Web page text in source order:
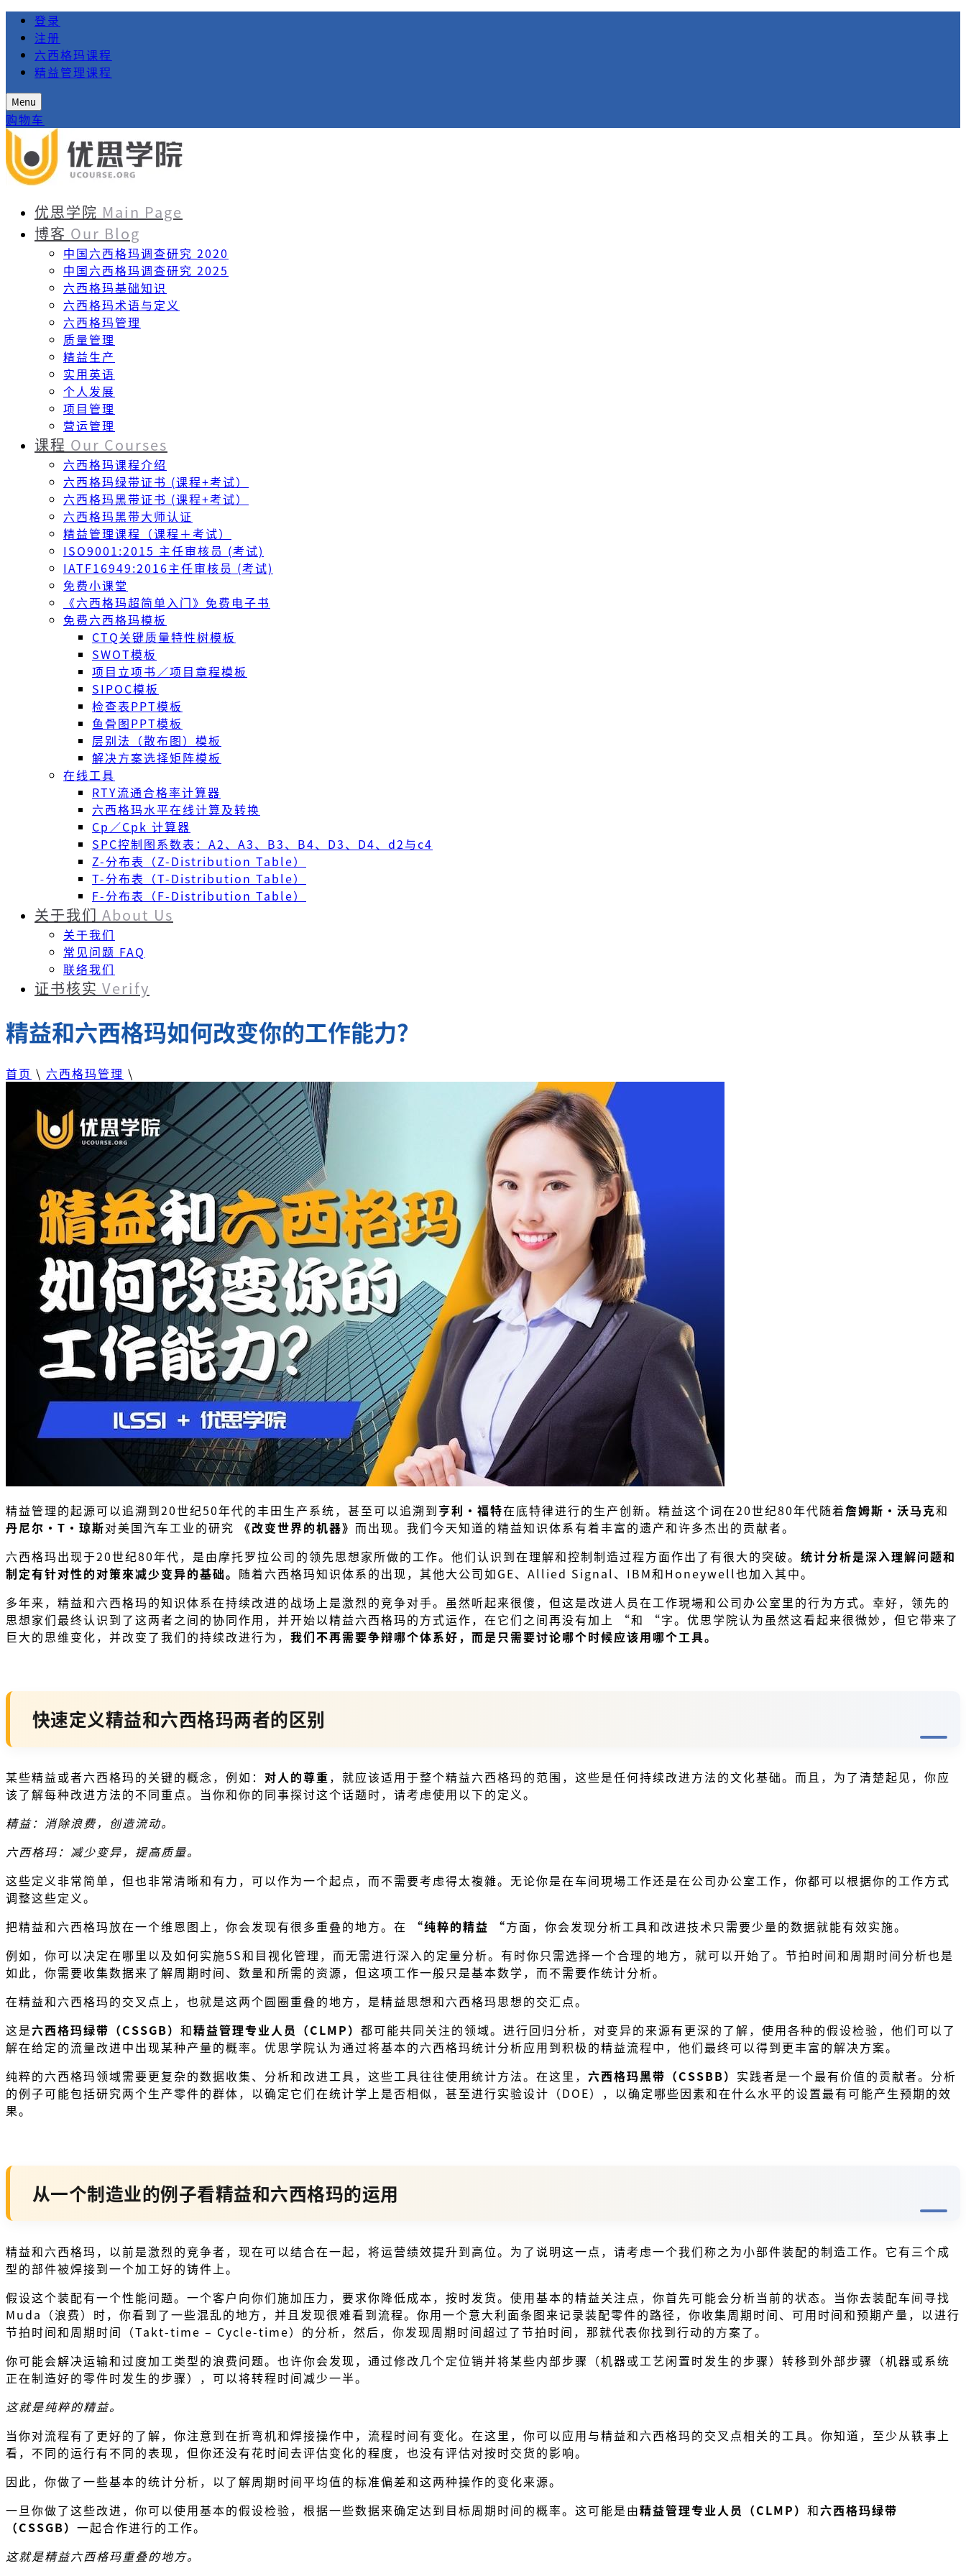
登录
注册
六西格玛课程
精益管理课程
Menu
购物车
优思学院 Main Page
博客 Our Blog
中国六西格玛调查研究 2020
中国六西格玛调查研究 2025
六西格玛基础知识
六西格玛术语与定义
六西格玛管理
质量管理
精益生产
实用英语
个人发展
项目管理
营运管理
课程 Our Courses
六西格玛课程介绍
六西格玛绿带证书 (课程+考试）
六西格玛黑带证书 (课程+考试）
六西格玛黑带大师认证
精益管理课程（课程＋考试）
ISO9001:2015 主任审核员 (考试)
IATF16949:2016主任审核员 (考试)
免费小课堂
《六西格玛超简单入门》免费电子书
免费六西格玛模板
CTQ关键质量特性树模板
SWOT模板
项目立项书／项目章程模板
SIPOC模板
检查表PPT模板
鱼骨图PPT模板
层别法（散布图）模板
解决方案选择矩阵模板
在线工具
RTY流通合格率计算器
六西格玛水平在线计算及转换
Cp／Cpk 计算器
SPC控制图系数表：A2、A3、B3、B4、D3、D4、d2与c4
Z-分布表（Z-Distribution Table）
T-分布表（T-Distribution Table）
F-分布表（F-Distribution Table）
关于我们 About Us
关于我们
常见问题 FAQ
联络我们
证书核实 Verify
精益和六西格玛如何改变你的工作能力？
首页 \ 六西格玛管理 \
精益管理的起源可以追溯到20世纪50年代的丰田生产系统，甚至可以追溯到亨利·福特在底特律进行的生产创新。精益这个词在20世纪80年代随着詹姆斯·沃马克和
丹尼尔·T·琼斯对美国汽车工业的研究 《改变世界的机器》 而出现。我们今天知道的精益知识体系有着丰富的遗产和许多杰出的贡献者。
六西格玛出现于20世纪80年代，是由摩托罗拉公司的领先思想家所做的工作。他们认识到在理解和控制制造过程方面作出了有很大的突破。 统计分析是深入理解问题和
制定有针对性的对策來减少变异的基础。 随着六西格玛知识体系的出现，其他大公司如GE、Allied Signal、IBM和Honeywell也加入其中。
多年来，精益和六西格玛的知识体系在持续改进的战场上是激烈的竞争对手。虽然听起来很傻，但这是改进人员在工作現場和公司办公室里的行为方式。幸好，领先的
思想家们最终认识到了这两者之间的协同作用，并开始以精益六西格玛的方式运作，在它们之间再没有加上 “和 “字。优思学院认为虽然这看起来很微妙，但它带来了
巨大的思维变化，并改变了我们的持续改进行为， 我们不再需要争辩哪个体系好，而是只需要讨论哪个时候应该用哪个工具。
快速定义精益和六西格玛两者的区别
某些精益或者六西格玛的关键的概念，例如： 对人的尊重，就应该适用于整个精益六西格玛的范围，这些是任何持续改进方法的文化基础。而且，为了清楚起见，你应
该了解每种改进方法的不同重点。当你和你的同事探讨这个话题时，请考虑使用以下的定义。
精益：消除浪费，创造流动。
六西格玛：减少变异，提高质量。
这些定义非常简单，但也非常清晰和有力，可以作为一个起点，而不需要考虑得太複雜。无论你是在车间現場工作还是在公司办公室工作，你都可以根据你的工作方式
调整这些定义。
把精益和六西格玛放在一个维恩图上，你会发现有很多重叠的地方。在
“纯粹的精益 “方面，你会发现分析工具和改进技术只需要少量的数据就能有效实施。
例如，你可以决定在哪里以及如何实施5S和目视化管理，而无需进行深入的定量分析。有时你只需选择一个合理的地方，就可以开始了。节拍时间和周期时间分析也是
如此，你需要收集数据来了解周期时间、数量和所需的资源，但这项工作一般只是基本数学，而不需要作统计分析。
在精益和六西格玛的交叉点上，也就是这两个圆圈重叠的地方，是精益思想和六西格玛思想的交汇点。
这是六西格玛绿带（CSSGB） 和精益管理专业人员（CLMP） 都可能共同关注的领域。进行回归分析，对变异的来源有更深的了解，使用各种的假设检验，他们可以了
解在给定的流量改进中出现某种产量的概率。优思学院认为通过将基本的六西格玛统计分析应用到积极的精益流程中，他们最终可以得到更丰富的解决方案。
纯粹的六西格玛领域需要更复杂的数据收集、分析和改进工具，这些工具往往使用统计方法。在这里， 六西格玛黑带（CSSBB） 实践者是一个最有价值的贡献者。分析
的例子可能包括研究两个生产零件的群体，以确定它们在统计学上是否相似，甚至进行实验设计（DOE），以确定哪些因素和在什么水平的设置最有可能产生预期的效
果。
从一个制造业的例子看精益和六西格玛的运用
精益和六西格玛，以前是激烈的竞争者，现在可以结合在一起，将运营绩效提升到高位。为了说明这一点，请考虑一个我们称之为小部件装配的制造工作。它有三个成
型的部件被焊接到一个加工好的铸件上。
假设这个装配有一个性能问题。一个客户向你们施加压力，要求你降低成本，按时发货。使用基本的精益关注点，你首先可能会分析当前的状态。当你去装配车间寻找
Muda（浪费）时，你看到了一些混乱的地方，并且发现很难看到流程。你用一个意大利面条图来记录装配零件的路径，你收集周期时间、可用时间和预期产量，以进行
节拍时间和周期时间（Takt-time – Cycle-time）的分析，然后，你发现周期时间超过了节拍时间，那就代表你找到行动的方案了。
你可能会解决运输和过度加工类型的浪费问题。也许你会发现，通过修改几个定位销并将某些内部步骤（机器或工艺闲置时发生的步骤）转移到外部步骤（机器或系统
正在制造好的零件时发生的步骤），可以将转程时间减少一半。
这就是纯粹的精益。
当你对流程有了更好的了解，你注意到在折弯机和焊接操作中，流程时间有变化。在这里，你可以应用与精益和六西格玛的交叉点相关的工具。你知道，至少从轶事上
看，不同的运行有不同的表现，但你还没有花时间去评估变化的程度，也没有评估对按时交货的影响。
因此，你做了一些基本的统计分析，以了解周期时间平均值的标准偏差和这两种操作的变化来源。
一旦你做了这些改进，你可以使用基本的假设检验，根据一些数据来确定达到目标周期时间的概率。这可能是由精益管理专业人员（CLMP） 和六西格玛绿带
（CSSGB） 一起合作进行的工作。
这就是精益六西格玛重叠的地方。